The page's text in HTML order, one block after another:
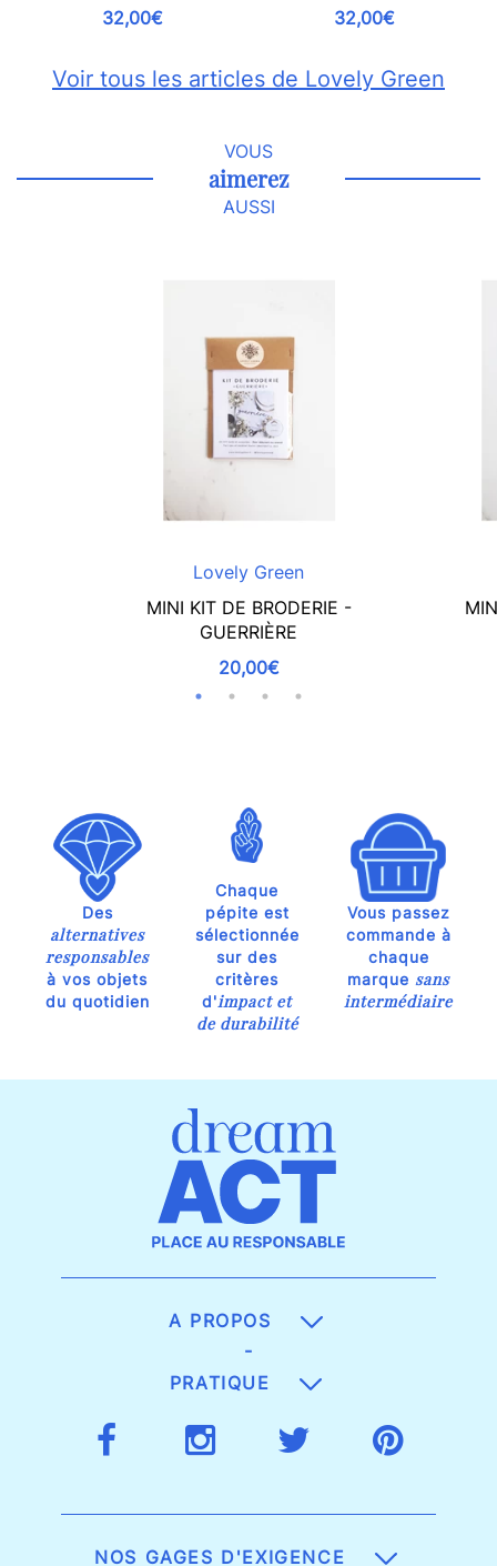
32,00€
32,00€
Voir tous les articles de Lovely Green
VOUS
aimerez
AUSSI
Lovely Green
MINI KIT DE BRODERIE -
GUERRIÈRE
20,00€
Des
alternatives
responsables
à vos objets
du quotidien
Chaque
pépite est
sélectionnée
sur des
critères
d'impact et
de durabilité
Vous passez
commande à
chaque
marque sans
intermédiaire
A PROPOS
-
PRATIQUE
NOS GAGES D'EXIGENCE